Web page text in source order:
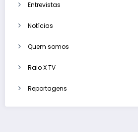
Entrevistas
Notícias
Quem somos
Raio X TV
Reportagens